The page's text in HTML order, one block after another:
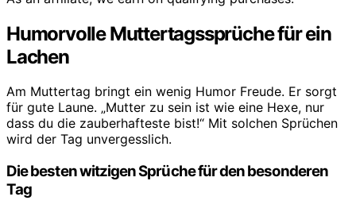
Humorvolle Muttertagssprüche für ein
Lachen
Am Muttertag bringt ein wenig Humor Freude. Er sorgt
für gute Laune. „Mutter zu sein ist wie eine Hexe, nur
dass du die zauberhafteste bist!“ Mit solchen Sprüchen
wird der Tag unvergesslich.
Die besten witzigen Sprüche für den besonderen
Tag